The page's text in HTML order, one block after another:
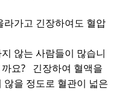
라가고 긴장하여도 혈압
않는 사람들이 많습니
요? 긴장하여 혈액을
을 정도로 혈관이 넓은